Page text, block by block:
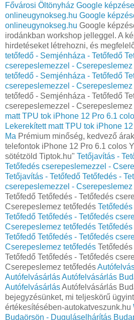
Fővárosi Öltönyház Google
onlineugynokseg.hu Google
onlineugynokseg.hu Google
irodánkban workshop jelleggel. A
hirdetéseket létrehozni, és
tetőfedő - Semjénháza - Tetőfedő
cserepeslemezzel -
tetőfedő - Semjénháza - Tetőfedő
cserepeslemezzel -
tetőfedő - Semjénháza - Tetőfedő
cserepeslemezzel -
matt TPU tok iPhone 12 Pro 6.1
Lekerekített matt TPU tok iPhone
Ma Prémium minőség, kedvező
telefontok iPhone 12 Pro 6.1 colos
sötétzöld Tiptok.hu" Tetőjavítás -
Tetőfedés cserepeslemezzel -
Tetőjavítás - Tetőfedő Tetőfedés -
cserepeslemezzel -
Tetőfedő Tetőfedés - Tetőfedés
Cserepeslemez tetőfedés
Tetőfedő Tetőfedés - Tetőfedés
Cserepeslemez tetőfedés
Tetőfedő Tetőfedés - Tetőfedés
Cserepeslemez tetőfedés
Tetőfedő Tetőfedés - Tetőfedés
Cserepeslemez tetőfedés
AutófelvásárlásAutófelvásárlás
AutófelvásárlásAutófelvásárlás
bejegyzésünket, mi teljeskörű
értékesítésében-autokatveszunk.hu
Budaörsön - Duguláselhárítás